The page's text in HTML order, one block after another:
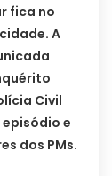
fica no
A
Civil
e
dos PMs.